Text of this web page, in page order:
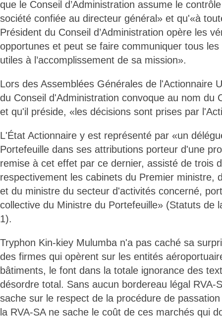
que le Conseil d’Administration assume le
société confiée au directeur général» et qu'«à
Président du Conseil d’Administration opère les
opportunes et peut se faire communiquer tous les
utiles à l’accomplissement de sa mission».
Lors des Assemblées Générales de l'Actionnaire
du Conseil d'Administration convoque au nom du
et qu'il préside, «les décisions sont prises par
L'État Actionnaire y est représenté par «un
Portefeuille dans ses attributions porteur d'une
remise à cet effet par ce dernier, assisté de trois
respectivement les cabinets du Premier ministre,
et du ministre du secteur d'activités concerné,
collective du Ministre du Portefeuille» (Statuts de
1).
Tryphon Kin-kiey Mulumba n'a pas caché sa
des firmes qui opèrent sur les entités
bâtiments, le font dans la totale ignorance des
désordre total. Sans aucun bordereau légal RVA-
sache sur le respect de la procédure de
la RVA-SA ne sache le coût de ces marchés qui